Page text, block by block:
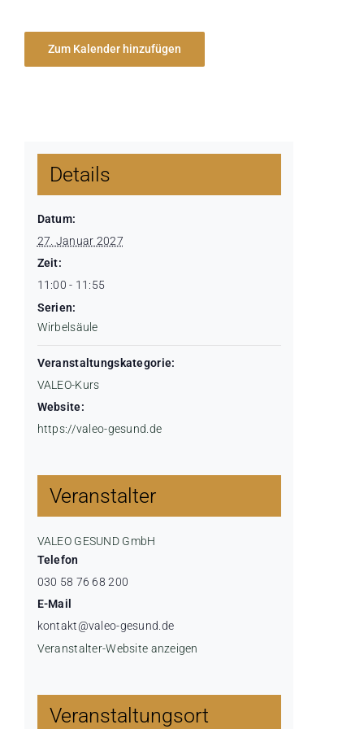
Zum Kalender hinzufügen
Details
Datum:
27. Januar 2027
Zeit:
11:00 - 11:55
Serien:
Wirbelsäule
Veranstaltungskategorie:
VALEO-Kurs
Website:
https://valeo-gesund.de
Veranstalter
VALEO GESUND GmbH
Telefon
030 58 76 68 200
E-Mail
kontakt@valeo-gesund.de
Veranstalter-Website anzeigen
Veranstaltungsort